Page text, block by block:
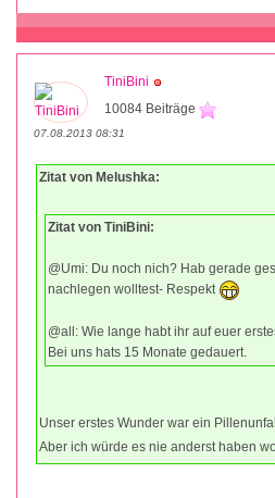
TiniBini
10084 Beiträge
07.08.2013 08:31
Zitat von Melushka:
Zitat von TiniBini:
@Umi: Du noch nich? Hab gerade
nachlegen wolltest- Respekt
@all: Wie lange habt ihr auf euer
Bei uns hats 15 Monate gedauert.
Unser erstes Wunder war ein Pillenunfall
Aber ich würde es nie anderst haben